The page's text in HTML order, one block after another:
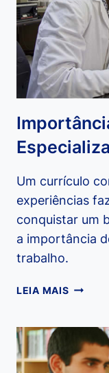
Um currículo
experiências
conquistar um
a importância
trabalho.
LEIA MAIS
EM